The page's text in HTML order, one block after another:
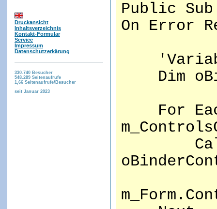
Druckansicht
Inhaltsverzeichnis
Kontakt-Formular
Service
Impressum
Datenschutzerkärung
330.740 Besucher
548.289 Seitenaufrufe
1,66 Seitenaufrufe/Besucher
seit Januar 2023
Public Sub
On Error
Dim
For